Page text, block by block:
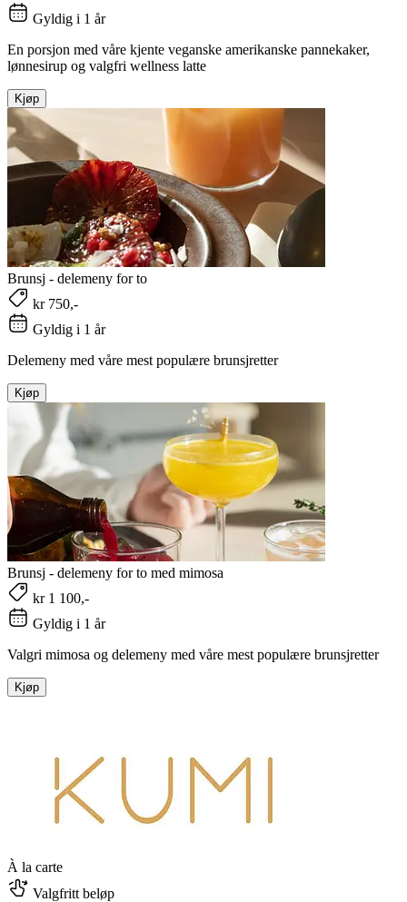
Gyldig i 1 år
En porsjon med våre kjente veganske amerikanske pannekaker,
lønnesirup og valgfri wellness latte
Kjøp
Brunsj - delemeny for to
kr 750,-
Gyldig i 1 år
Delemeny med våre mest populære brunsjretter
Kjøp
Brunsj - delemeny for to med mimosa
kr 1 100,-
Gyldig i 1 år
Valgri mimosa og delemeny med våre mest populære brunsjretter
Kjøp
À la carte
Valgfritt beløp